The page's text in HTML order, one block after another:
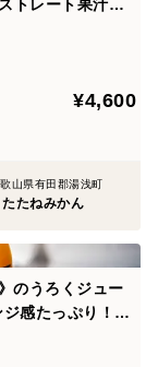
トレート果汁◆
¥4,600
山県有田郡湯浅町
たたねみかん
のうろくジュー
感たっぷり！濃